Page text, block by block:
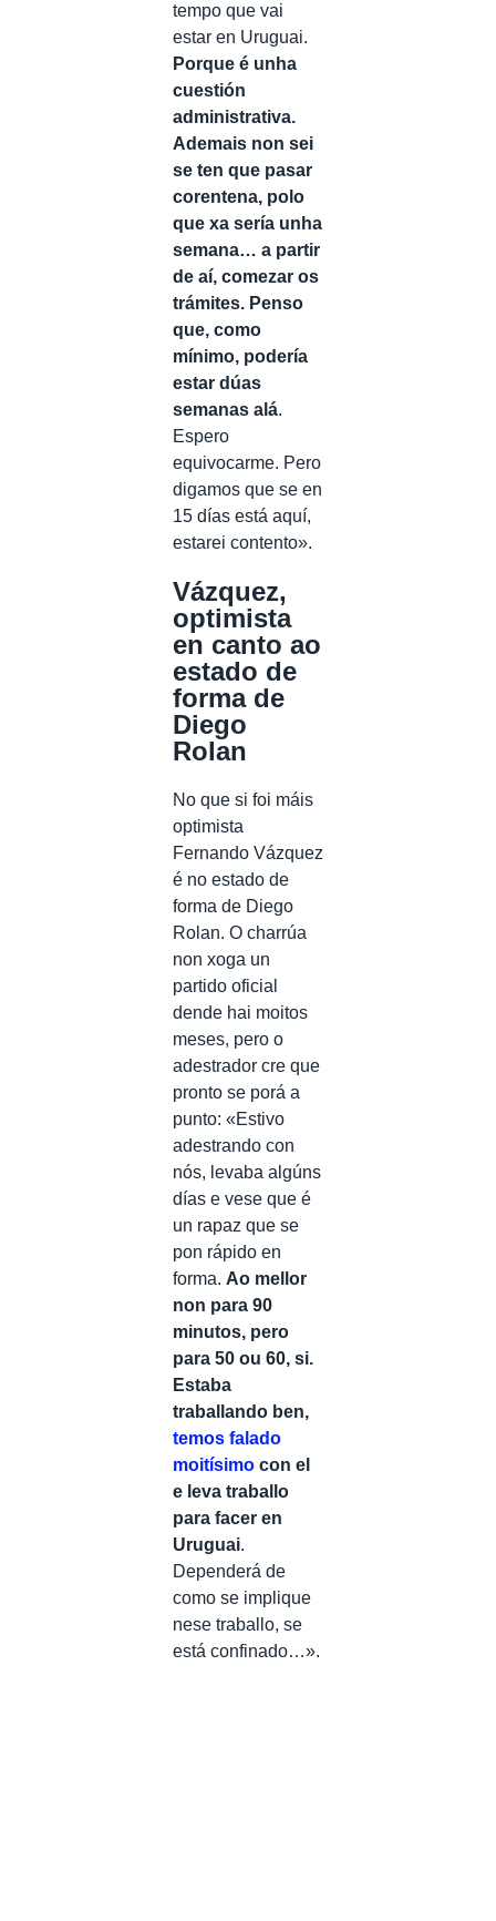
tempo que vai
estar en Uruguai.
Porque é unha
cuestión
administrativa.
Ademais non sei
se ten que pasar
corentena, polo
que xa sería unha
semana… a partir
de aí, comezar os
trámites. Penso
que, como
mínimo, podería
estar dúas
semanas alá.
Espero
equivocarme. Pero
digamos que se en
15 días está aquí,
estarei contento».
Vázquez,
optimista
en canto ao
estado de
forma de
Diego
Rolan
No que si foi máis
optimista
Fernando Vázquez
é no estado de
forma de Diego
Rolan. O charrúa
non xoga un
partido oficial
dende hai moitos
meses, pero o
adestrador cre que
pronto se porá a
punto: «Estivo
adestrando con
nós, levaba algúns
días e vese que é
un rapaz que se
pon rápido en
forma. Ao mellor
non para 90
minutos, pero
para 50 ou 60, si.
Estaba
traballando ben,
temos falado
moitísimo con el
e leva traballo
para facer en
Uruguai.
Dependerá de
como se implique
nese traballo, se
está confinado…».